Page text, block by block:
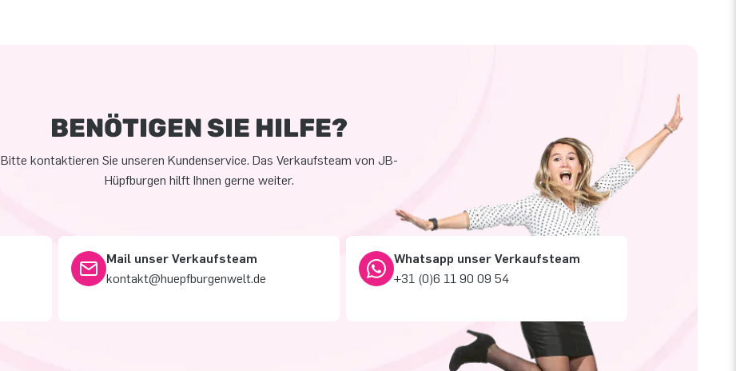
BENÖTIGEN SIE HILFE?
Bitte kontaktieren Sie unseren Kundenservice. Das Verkaufsteam von JB-
Hüpfburgen hilft Ihnen gerne weiter.
Mail unser Verkaufsteam
kontakt@huepfburgenwelt.de
Whatsapp unser Verkaufsteam
+31 (0)6 11 90 09 54